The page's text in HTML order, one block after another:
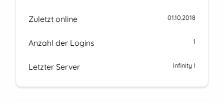
Zuletzt online 01.10.2018
Anzahl der Logins 1
Letzter Server Infinity I